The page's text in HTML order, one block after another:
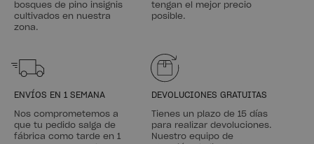
bosques de pino insignis
cultivados en nuestra
zona.
tengan el mejor precio
posible.
ENVÍOS EN 1 SEMANA
Nos comprometemos a
que tu pedido salga de
fábrica como tarde en 1
DEVOLUCIONES GRATUITAS
Tienes un plazo de 15 días
para realizar devoluciones.
Nuestro equipo de